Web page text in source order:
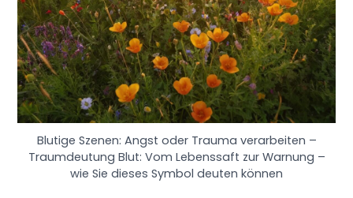
Blutige Szenen: Angst oder Trauma verarbeiten –
Traumdeutung Blut: Vom Lebenssaft zur Warnung –
wie Sie dieses Symbol deuten können